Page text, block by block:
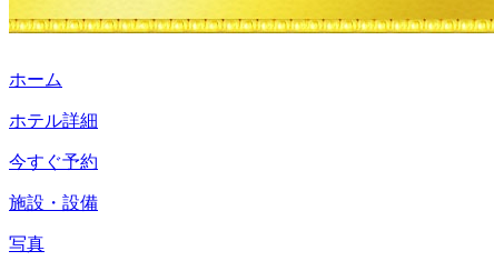
ホーム
ホテル詳細
今すぐ予約
施設・設備
写真